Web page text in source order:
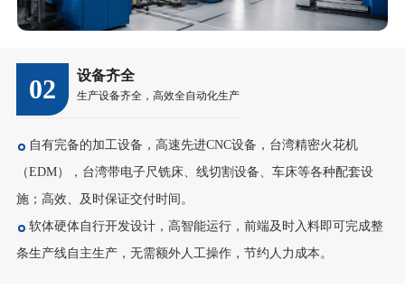
02 设备齐全
生产设备齐全，高效全自动化生产
自有完备的加工设备，高速先进CNC设备，台湾精密火花机
（EDM），台湾带电子尺铣床、线切割设备、车床等各种配套设
施；高效、及时保证交付时间。
软体硬体自行开发设计，高智能运行，前端及时入料即可完成整
条生产线自主生产，无需额外人工操作，节约人力成本。